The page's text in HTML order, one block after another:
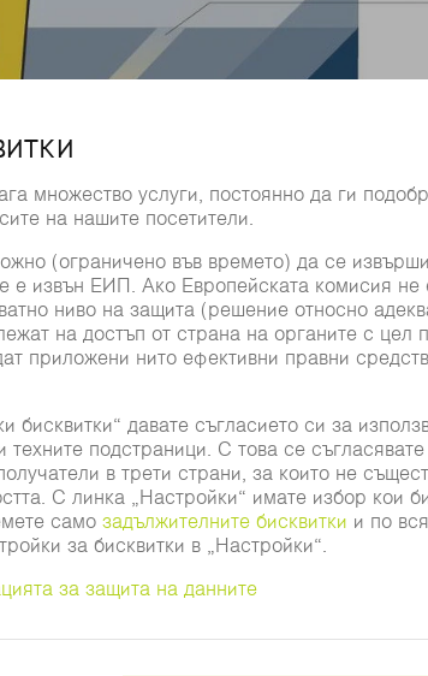
на заваряване с преминаване на лъчение
свързван детайл, а абсорбиращият се
трябва да са притиснати един към
трябва да е по възможност по-малко от
продължава да притиска